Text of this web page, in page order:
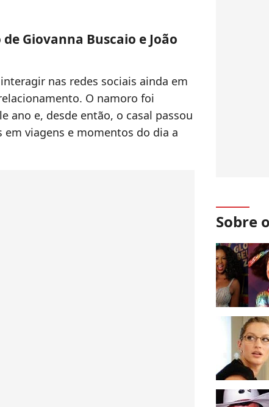
Giovanna Buscaio e João
nas redes sociais ainda em
O namoro foi
ano e, desde então, o casal passou
viagens e momentos do dia a
Sobre